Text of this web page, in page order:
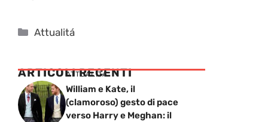
Categorie
Attualitá
ARTICOLI RECENTI
ATTUALITÁ
William e Kate, il
(clamoroso) gesto di pace
verso Harry e Meghan: il